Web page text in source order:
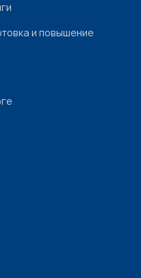
и повышение